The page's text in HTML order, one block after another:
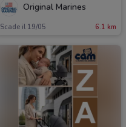
Original Marines
Scade il 19/05 6.1 km